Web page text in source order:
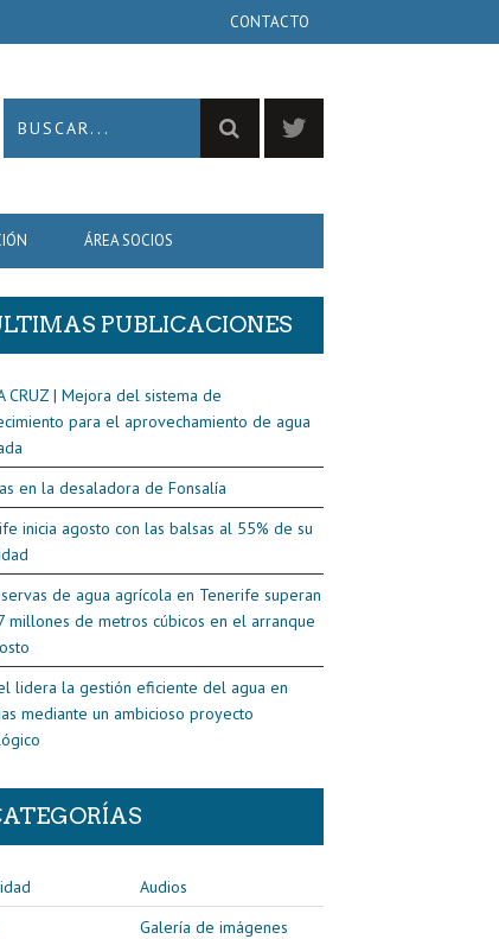
CONTACTO
ÁREA SOCIOS
PUBLICACIONES
CRUZ | Mejora del sistema de
para el aprovechamiento de agua
en la desaladora de Fonsalía
inicia agosto con las balsas al 55% de su
de agua agrícola en Tenerife superan
millones de metros cúbicos en el arranque
lidera la gestión eficiente del agua en
mediante un ambicioso proyecto
Audios
Galería de imágenes